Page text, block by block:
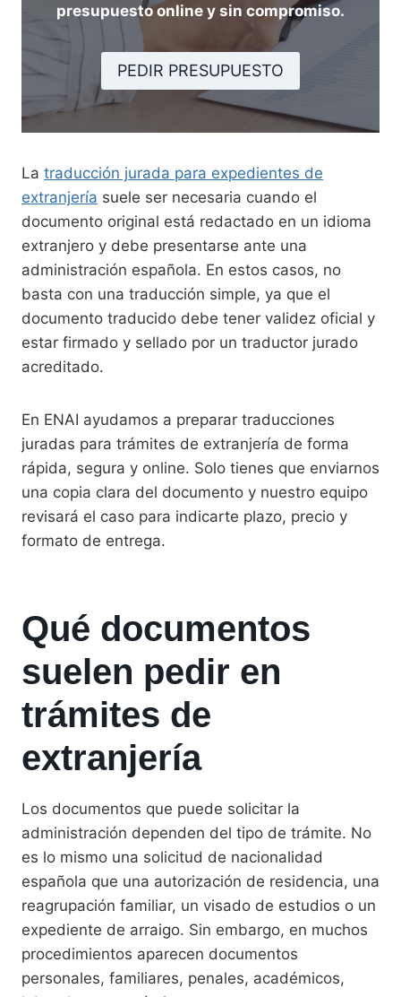
presupuesto online y sin compromiso.
PEDIR PRESUPUESTO
La traducción jurada para expedientes de
extranjería suele ser necesaria cuando el
documento original está redactado en un idioma
extranjero y debe presentarse ante una
administración española. En estos casos, no
basta con una traducción simple, ya que el
documento traducido debe tener validez oficial y
estar firmado y sellado por un traductor jurado
acreditado.
En ENAI ayudamos a preparar traducciones
juradas para trámites de extranjería de forma
rápida, segura y online. Solo tienes que enviarnos
una copia clara del documento y nuestro equipo
revisará el caso para indicarte plazo, precio y
formato de entrega.
Qué documentos
suelen pedir en
trámites de
extranjería
Los documentos que puede solicitar la
administración dependen del tipo de trámite. No
es lo mismo una solicitud de nacionalidad
española que una autorización de residencia, una
reagrupación familiar, un visado de estudios o un
expediente de arraigo. Sin embargo, en muchos
procedimientos aparecen documentos
personales, familiares, penales, académicos,